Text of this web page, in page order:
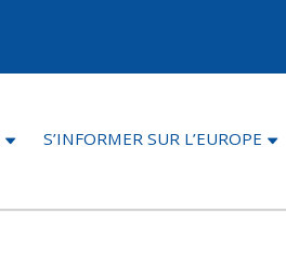
S’INFORMER SUR L’EUROPE